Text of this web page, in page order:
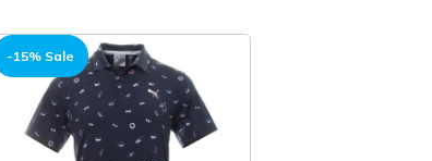
-15% Sale